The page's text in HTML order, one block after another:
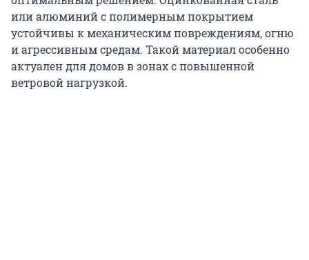
или алюминий с полимерным покрытием
устойчивы к механическим повреждениям, огню
и агрессивным средам. Такой материал особенно
актуален для домов в зонах с повышенной
ветровой нагрузкой.